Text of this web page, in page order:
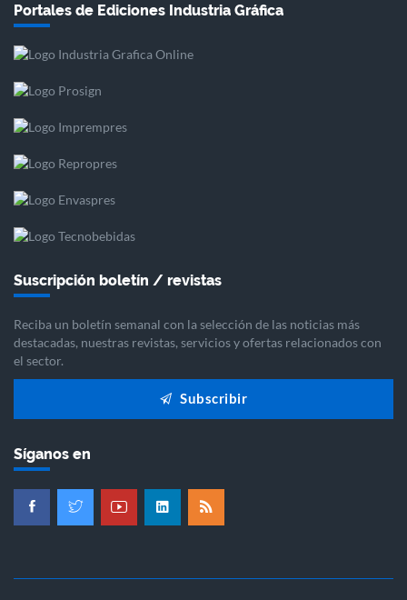
Portales de Ediciones Industria Gráfica
Suscripción boletín / revistas
Reciba un boletín semanal con la selección de las noticias más
destacadas, nuestras revistas, servicios y ofertas relacionados con
el sector.
Subscribir
Síganos en